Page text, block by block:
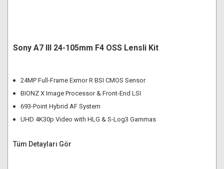
Sony A7 III 24-105mm F4 OSS Lensli Kit
24MP Full-Frame Exmor R BSI CMOS Sensor
BIONZ X Image Processor & Front-End LSI
693-Point Hybrid AF System
UHD 4K30p Video with HLG & S-Log3 Gammas
Tüm Detayları Gör